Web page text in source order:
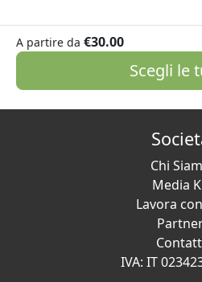
A partire da €30.00
Scegli le
Chi
Media
Lavora
IVA: IT